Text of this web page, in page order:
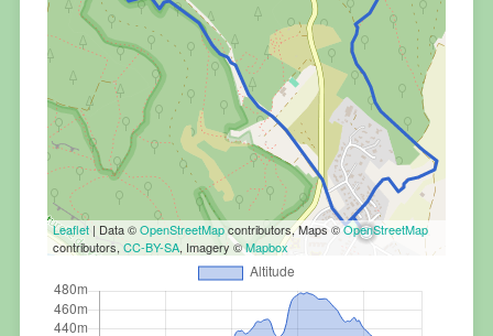
Leaflet| Data ©OpenStreetMapcontributors, Maps ©OpenStreetMap
contributors, CC-BY-SA, Imagery ©Mapbox